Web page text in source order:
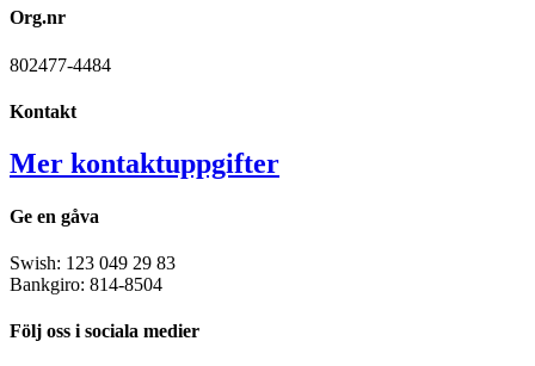
Org.nr
802477-4484
Kontakt
Mer kontaktuppgifter
Ge en gåva
Swish: 123 049 29 83
Bankgiro: 814-8504
Följ oss i sociala medier